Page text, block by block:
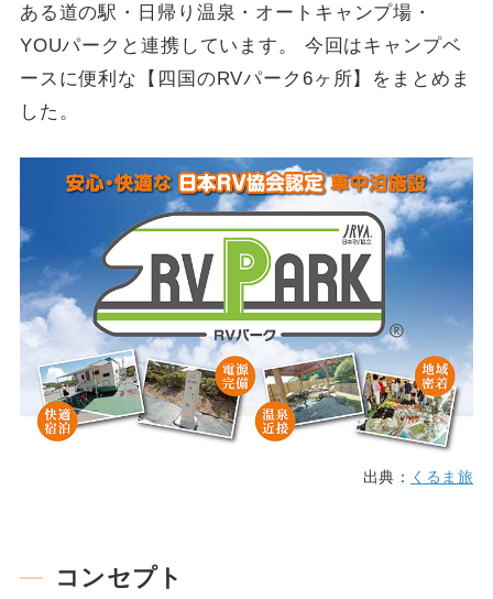
ある道の駅・日帰り温泉・オートキャンプ場・
YOUパークと連携しています。 今回はキャンプベ
ースに便利な【四国のRVパーク6ヶ所】をまとめま
した。
出典： くるま旅
コンセプト